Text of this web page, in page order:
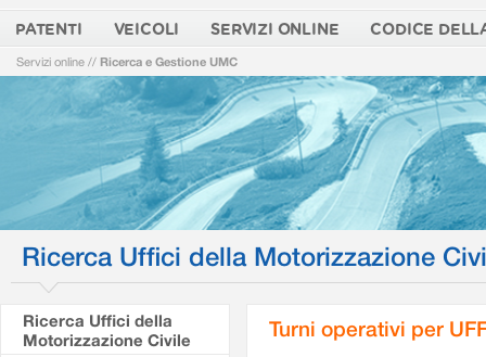
PATENTI VEICOLI SERVIZI ONLINE CODICE
Servizi online // Ricerca e Gestione UMC
Ricerca Uffici della Motorizzazione
Ricerca Uffici della
Motorizzazione Civile
Turni operativi per